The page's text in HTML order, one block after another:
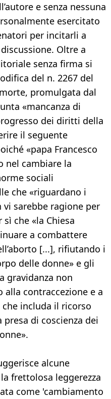
e senza nessuna
esercitato
per incitarli a
Oltre a
senza firma si
del n. 2267 del
promulgata dal
«mancanza di
dei diritti della
il seguente
«papa Francesco
nel cambiare la
sociali
che «riguardano i
sarebbe ragione per
che «la Chiesa
a combattere
[...], rifiutando i
delle donne» e gli
gravidanza non
alla contraccezione e a
che includa il ricorso
di coscienza dei
alcune
frettolosa leggerezza
come 'cambiamento